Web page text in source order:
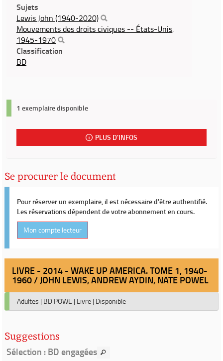
Sujets
Lewis John (1940-2020)
Mouvements des droits civiques -- États-Unis,
1945-1970
Classification
BD
1 exemplaire disponible
PLUS D'INFOS
Se procurer le document
Pour réserver un exemplaire, il est nécessaire d'être authentifié.
Les réservations dépendent de votre abonnement en cours.
Mon compte lecteur
LIVRE - 2014 - WAKE UP AMERICA. TOME 1, 1940-
1960 / JOHN LEWIS, ANDREW AYDIN, NATE POWEL
Adultes | BD POWE | Livre | Disponible
Suggestions
Sélection : BD engagées